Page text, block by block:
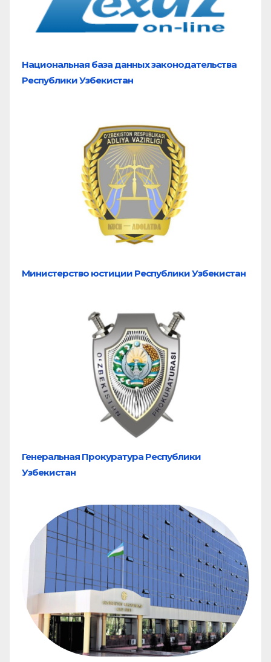
Национальная база данных законодательства
Республики Узбекистан
Министерство юстиции Республики Узбекистан
Генеральная Прокуратура Республики
Узбекистан